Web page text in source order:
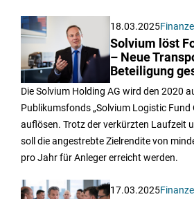
18.03.2025
Solvium löst
– Neue
Beteiligung
Die Solvium Holding AG wird den 2020
Publikumsfonds „Solvium Logistic Fund
auflösen. Trotz der verkürzten Laufzeit
soll die angestrebte Zielrendite von
pro Jahr für Anleger erreicht werden.
17.03.2025